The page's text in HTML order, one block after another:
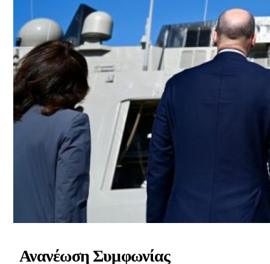
Ανανέωση Συμφωνίας